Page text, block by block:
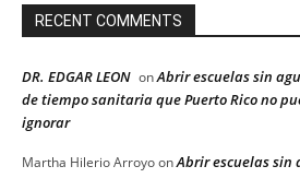
RECENT COMMENTS
DR. EDGAR LEON onAbrir escuelas sin
de tiempo sanitaria que Puerto Rico no
ignorar
Martha Hilerio ArroyoonAbrir escuelas